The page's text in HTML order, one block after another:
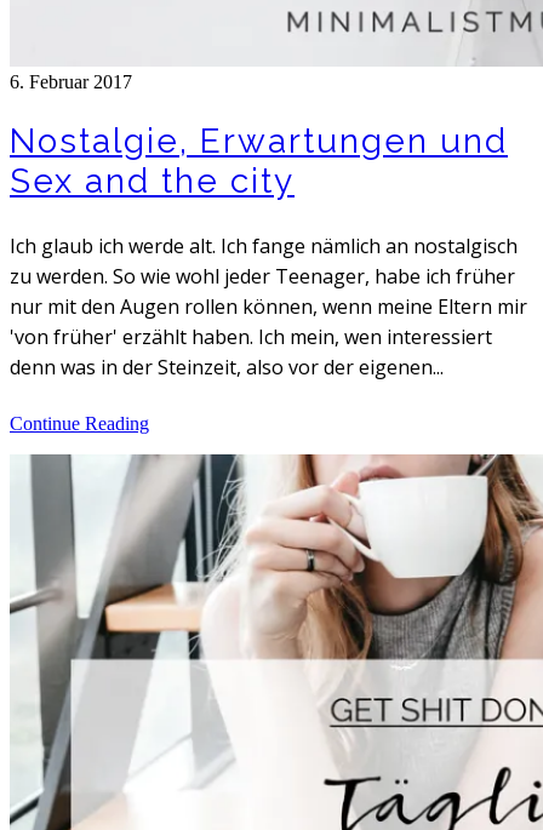
6. Februar 2017
Nostalgie, Erwartungen und
Sex and the city
Ich glaub ich werde alt. Ich fange nämlich an nostalgisch
zu werden. So wie wohl jeder Teenager, habe ich früher
nur mit den Augen rollen können, wenn meine Eltern mir
'von früher' erzählt haben. Ich mein, wen interessiert
denn was in der Steinzeit, also vor der eigenen...
Continue Reading